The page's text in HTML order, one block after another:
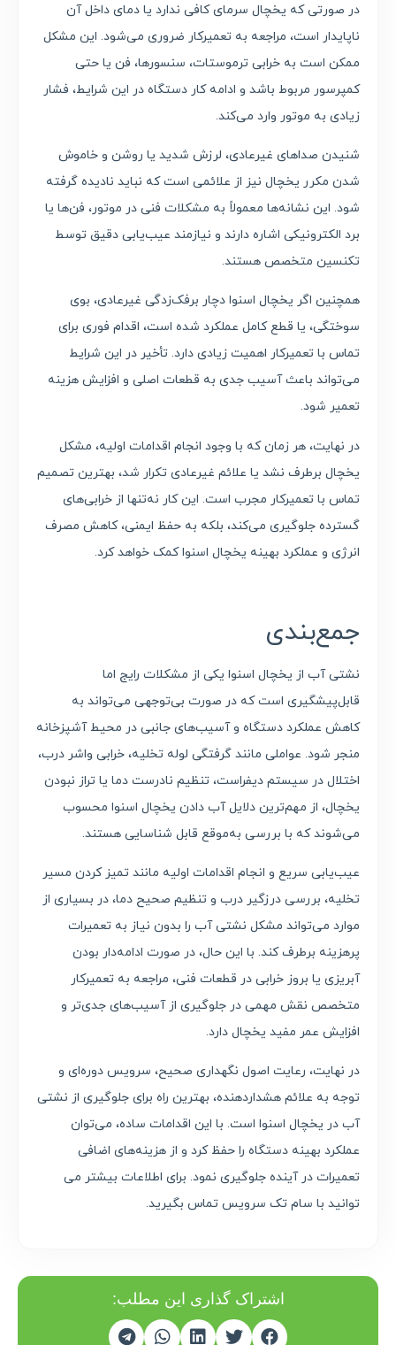
در صورتی که یخچال سرمای کافی ندارد یا دمای داخل آن
ناپایدار است، مراجعه به تعمیرکار ضروری می‌شود. این مشکل
ممکن است به خرابی ترموستات، سنسورها، فن یا حتی
کمپرسور مربوط باشد و ادامه کار دستگاه در این شرایط، فشار
زیادی به موتور وارد می‌کند.
شنیدن صداهای غیرعادی، لرزش شدید یا روشن و خاموش
شدن مکرر یخچال نیز از علائمی است که نباید نادیده گرفته
شود. این نشانه‌ها معمولاً به مشکلات فنی در موتور، فن‌ها یا
برد الکترونیکی اشاره دارند و نیازمند عیب‌یابی دقیق توسط
تکنسین متخصص هستند.
همچنین اگر یخچال اسنوا دچار برفک‌زدگی غیرعادی، بوی
سوختگی، یا قطع کامل عملکرد شده است، اقدام فوری برای
تماس با تعمیرکار اهمیت زیادی دارد. تأخیر در این شرایط
می‌تواند باعث آسیب جدی به قطعات اصلی و افزایش هزینه
تعمیر شود.
در نهایت، هر زمان که با وجود انجام اقدامات اولیه، مشکل
یخچال برطرف نشد یا علائم غیرعادی تکرار شد، بهترین تصمیم
تماس با تعمیرکار مجرب است. این کار نه‌تنها از خرابی‌های
گسترده جلوگیری می‌کند، بلکه به حفظ ایمنی، کاهش مصرف
انرژی و عملکرد بهینه یخچال اسنوا کمک خواهد کرد.
جمع‌بندی
نشتی آب از یخچال اسنوا یکی از مشکلات رایج اما
قابل‌پیشگیری است که در صورت بی‌توجهی می‌تواند به
کاهش عملکرد دستگاه و آسیب‌های جانبی در محیط آشپزخانه
منجر شود. عواملی مانند گرفتگی لوله تخلیه، خرابی واشر درب،
اختلال در سیستم دیفراست، تنظیم نادرست دما یا تراز نبودن
یخچال، از مهم‌ترین دلایل آب دادن یخچال اسنوا محسوب
می‌شوند که با بررسی به‌موقع قابل شناسایی هستند.
عیب‌یابی سریع و انجام اقدامات اولیه مانند تمیز کردن مسیر
تخلیه، بررسی درزگیر درب و تنظیم صحیح دما، در بسیاری از
موارد می‌تواند مشکل نشتی آب را بدون نیاز به تعمیرات
پرهزینه برطرف کند. با این حال، در صورت ادامه‌دار بودن
آبریزی یا بروز خرابی در قطعات فنی، مراجعه به تعمیرکار
متخصص نقش مهمی در جلوگیری از آسیب‌های جدی‌تر و
افزایش عمر مفید یخچال دارد.
در نهایت، رعایت اصول نگهداری صحیح، سرویس دوره‌ای و
توجه به علائم هشداردهنده، بهترین راه برای جلوگیری از نشتی
آب در یخچال اسنوا است. با این اقدامات ساده، می‌توان
عملکرد بهینه دستگاه را حفظ کرد و از هزینه‌های اضافی
تعمیرات در آینده جلوگیری نمود. برای اطلاعات بیشتر می
توانید با سام تک سرویس تماس بگیرید.
اشتراک گذاری این مطلب: